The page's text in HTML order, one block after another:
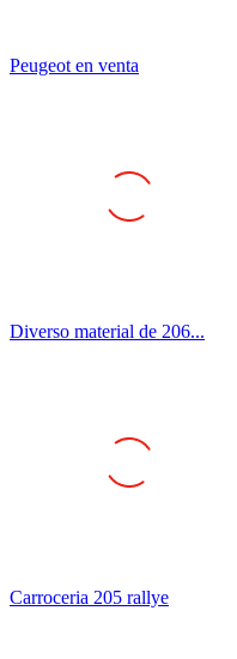
Peugeot en venta
Diverso material de 206...
Carroceria 205 rallye